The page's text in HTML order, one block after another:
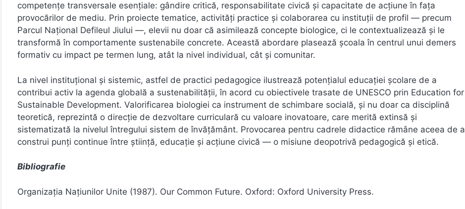
competențe transversale esențiale: gândire critică, responsabilitate civică și capacitate de acțiune în fața
provocărilor de mediu. Prin proiecte tematice, activități practice și colaborarea cu instituții de profil — precum
Parcul Național Defileul Jiului —, elevii nu doar că asimilează concepte biologice, ci le contextualizează și le
transformă în comportamente sustenabile concrete. Această abordare plasează școala în centrul unui demers
formativ cu impact pe termen lung, atât la nivel individual, cât și comunitar.
La nivel instituțional și sistemic, astfel de practici pedagogice ilustrează potențialul educației școlare de a
contribui activ la agenda globală a sustenabilității, în acord cu obiectivele trasate de UNESCO prin Education for
Sustainable Development. Valorificarea biologiei ca instrument de schimbare socială, și nu doar ca disciplină
teoretică, reprezintă o direcție de dezvoltare curriculară cu valoare inovatoare, care merită extinsă și
sistematizată la nivelul întregului sistem de învățământ. Provocarea pentru cadrele didactice rămâne aceea de a
construi punți continue între știință, educație și acțiune civică — o misiune deopotrivă pedagogică și etică.
Bibliografie
Organizația Națiunilor Unite (1987). Our Common Future. Oxford: Oxford University Press.